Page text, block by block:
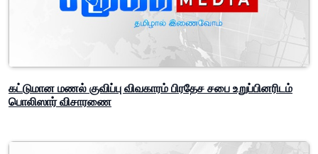
கட்டுமான மணல் குவிப்பு விவகாரம் பிரதேச சபை உறுப்பினரிடம்
பொலிஸார் விசாரணை